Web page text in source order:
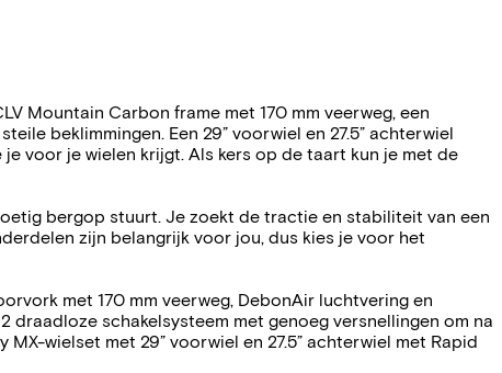
Mountain Carbon frame met 170 mm veerweg, een
beklimmingen. Een 29” voorwiel en 27.5” achterwiel
voor je wielen krijgt. Als kers op de taart kun je met de
bergop stuurt. Je zoekt de tractie en stabiliteit van een
zijn belangrijk voor jou, dus kies je voor het
met 170 mm veerweg, DebonAir luchtvering en
draadloze schakelsysteem met genoeg versnellingen om na
wielset met 29” voorwiel en 27.5” achterwiel met Rapid